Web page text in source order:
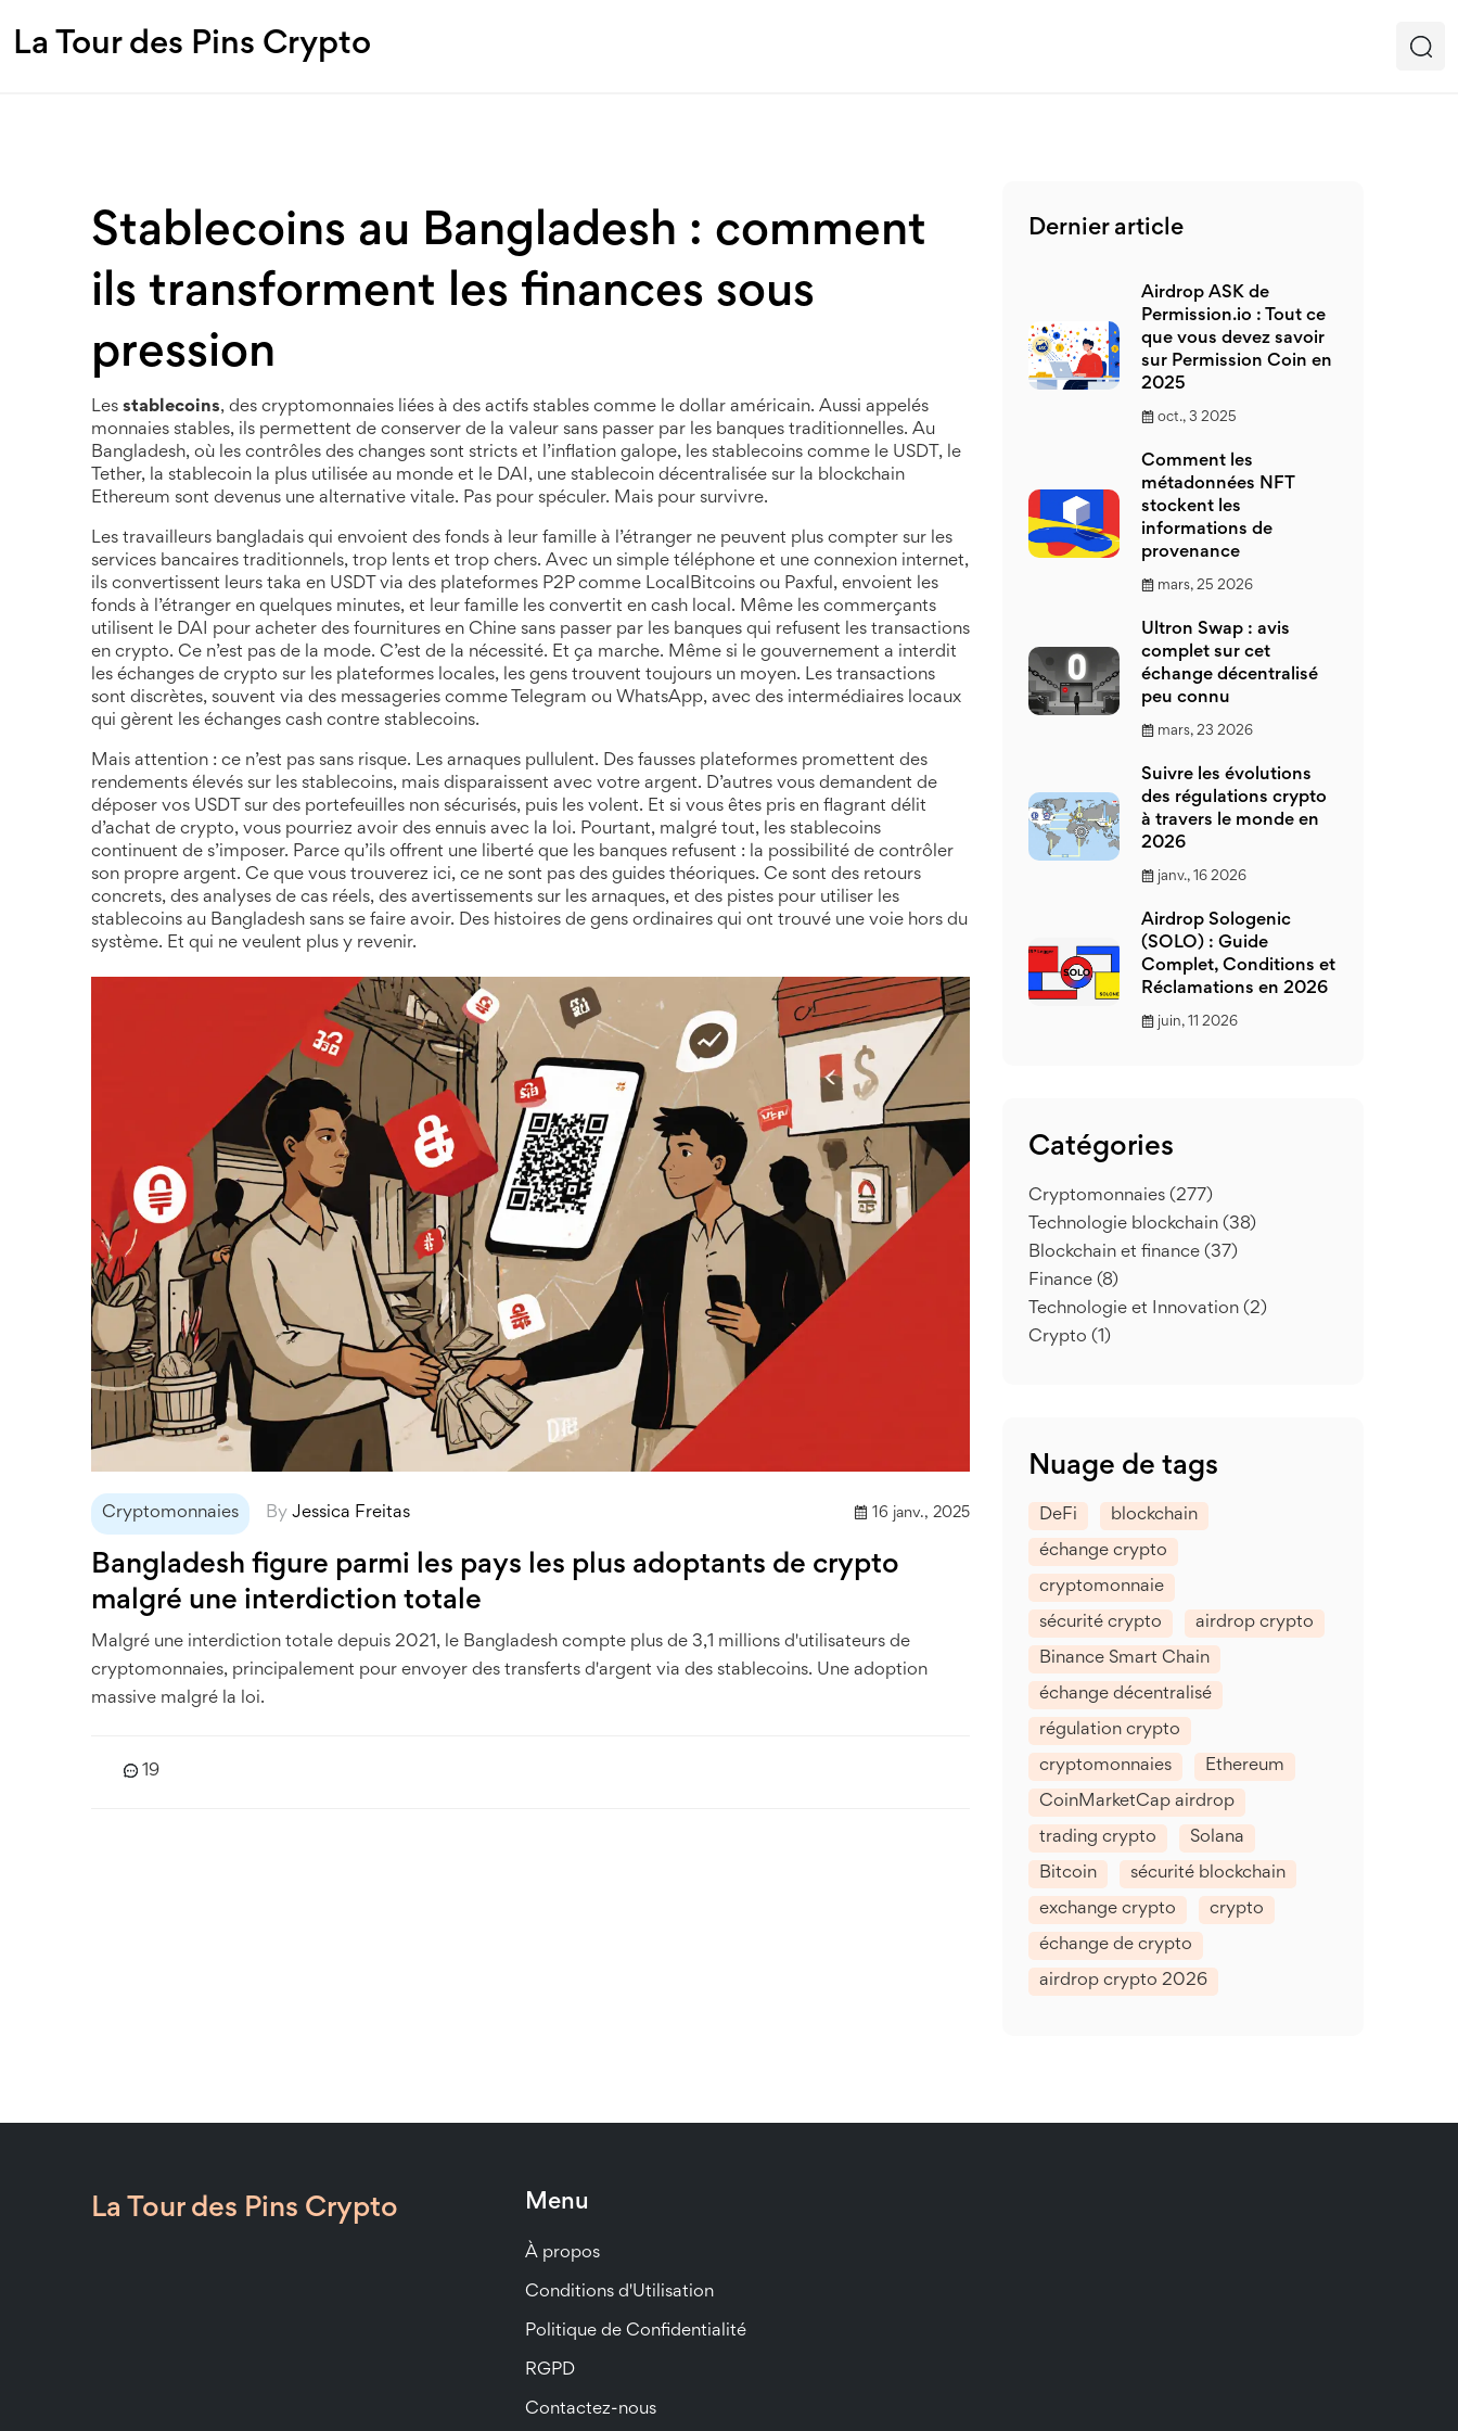
La Tour des Pins Crypto
Stablecoins au Bangladesh : comment
ils transforment les finances sous
pression
Les stablecoins, des cryptomonnaies liées à des actifs stables comme le dollar américain. Aussi appelés
monnaies stables, ils permettent de conserver de la valeur sans passer par les banques traditionnelles. Au
Bangladesh, où les contrôles des changes sont stricts et l’inflation galope, les stablecoins comme le USDT , le
Tether, la stablecoin la plus utilisée au monde et le DAI , une stablecoin décentralisée sur la blockchain
Ethereum sont devenus une alternative vitale. Pas pour spéculer. Mais pour survivre.
Les travailleurs bangladais qui envoient des fonds à leur famille à l’étranger ne peuvent plus compter sur les
services bancaires traditionnels, trop lents et trop chers. Avec un simple téléphone et une connexion internet,
ils convertissent leurs taka en USDT via des plateformes P2P comme LocalBitcoins ou Paxful, envoient les
fonds à l’étranger en quelques minutes, et leur famille les convertit en cash local. Même les commerçants
utilisent le DAI pour acheter des fournitures en Chine sans passer par les banques qui refusent les transactions
en crypto. Ce n’est pas de la mode. C’est de la nécessité. Et ça marche. Même si le gouvernement a interdit
les échanges de crypto sur les plateformes locales, les gens trouvent toujours un moyen. Les transactions
sont discrètes, souvent via des messageries comme Telegram ou WhatsApp, avec des intermédiaires locaux
qui gèrent les échanges cash contre stablecoins.
Mais attention : ce n’est pas sans risque. Les arnaques pullulent. Des fausses plateformes promettent des
rendements élevés sur les stablecoins, mais disparaissent avec votre argent. D’autres vous demandent de
déposer vos USDT sur des portefeuilles non sécurisés, puis les volent. Et si vous êtes pris en flagrant délit
d’achat de crypto, vous pourriez avoir des ennuis avec la loi. Pourtant, malgré tout, les stablecoins
continuent de s’imposer. Parce qu’ils offrent une liberté que les banques refusent : la possibilité de contrôler
son propre argent. Ce que vous trouverez ici, ce ne sont pas des guides théoriques. Ce sont des retours
concrets, des analyses de cas réels, des avertissements sur les arnaques, et des pistes pour utiliser les
stablecoins au Bangladesh sans se faire avoir. Des histoires de gens ordinaires qui ont trouvé une voie hors du
système. Et qui ne veulent plus y revenir.
Cryptomonnaies By Jessica Freitas 16 janv., 2025
Bangladesh figure parmi les pays les plus adoptants de crypto
malgré une interdiction totale
Malgré une interdiction totale depuis 2021, le Bangladesh compte plus de 3,1 millions d'utilisateurs de
cryptomonnaies, principalement pour envoyer des transferts d'argent via des stablecoins. Une adoption
massive malgré la loi.
19
Dernier article
Airdrop ASK de
Permission.io : Tout ce
que vous devez savoir
sur Permission Coin en
2025
oct., 3 2025
Comment les
métadonnées NFT
stockent les
informations de
provenance
mars, 25 2026
Ultron Swap : avis
complet sur cet
échange décentralisé
peu connu
mars, 23 2026
Suivre les évolutions
des régulations crypto
à travers le monde en
2026
janv., 16 2026
Airdrop Sologenic
(SOLO) : Guide
Complet, Conditions et
Réclamations en 2026
juin, 11 2026
Catégories
Cryptomonnaies (277)
Technologie blockchain (38)
Blockchain et finance (37)
Finance (8)
Technologie et Innovation (2)
Crypto (1)
Nuage de tags
DeFi blockchain
échange crypto
cryptomonnaie
sécurité crypto airdrop crypto
Binance Smart Chain
échange décentralisé
régulation crypto
cryptomonnaies Ethereum
CoinMarketCap airdrop
trading crypto Solana
Bitcoin sécurité blockchain
exchange crypto crypto
échange de crypto
airdrop crypto 2026
La Tour des Pins Crypto Menu
À propos
Conditions d'Utilisation
Politique de Confidentialité
RGPD
Contactez-nous